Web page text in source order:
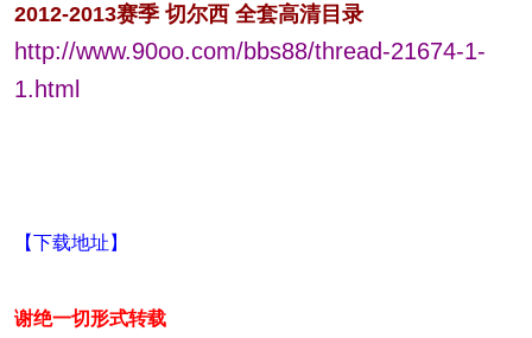
2012-2013赛季 切尔西 全套高清目录
http://www.90oo.com/bbs88/thread-21674-1-
1.html
【下载地址】
谢绝一切形式转载